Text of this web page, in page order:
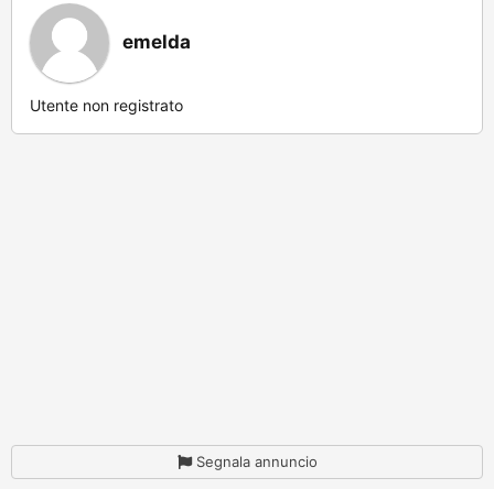
emelda
Utente non registrato
Segnala annuncio